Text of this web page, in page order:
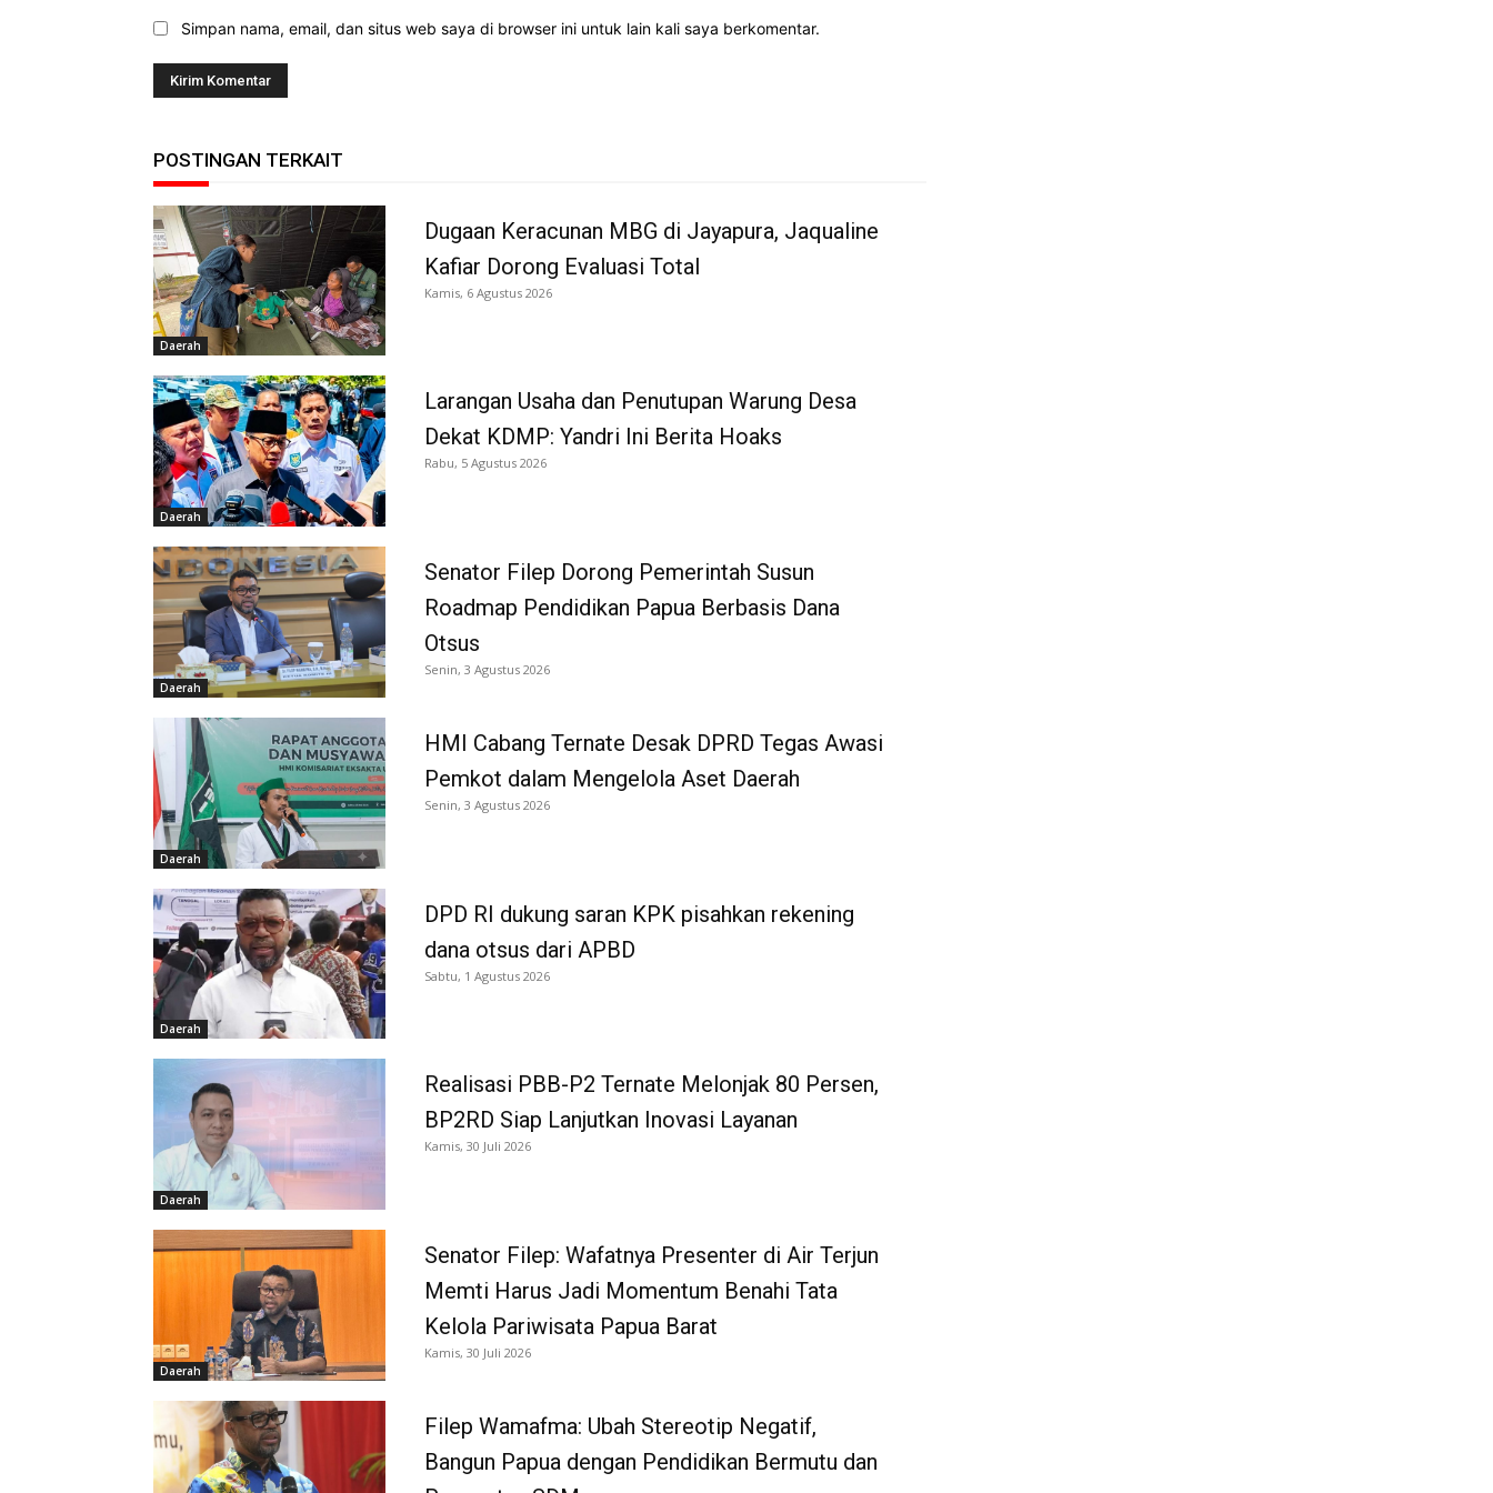
Simpan nama, email, dan situs web saya di browser ini untuk lain kali saya berkomentar.
POSTINGAN TERKAIT
Daerah
Dugaan Keracunan MBG di Jayapura, Jaqualine
Kafiar Dorong Evaluasi Total
Kamis, 6 Agustus 2026
Daerah
Larangan Usaha dan Penutupan Warung Desa
Dekat KDMP: Yandri Ini Berita Hoaks
Rabu, 5 Agustus 2026
Daerah
Senator Filep Dorong Pemerintah Susun
Roadmap Pendidikan Papua Berbasis Dana
Otsus
Senin, 3 Agustus 2026
Daerah
HMI Cabang Ternate Desak DPRD Tegas Awasi
Pemkot dalam Mengelola Aset Daerah
Senin, 3 Agustus 2026
Daerah
DPD RI dukung saran KPK pisahkan rekening
dana otsus dari APBD
Sabtu, 1 Agustus 2026
Daerah
Realisasi PBB-P2 Ternate Melonjak 80 Persen,
BP2RD Siap Lanjutkan Inovasi Layanan
Kamis, 30 Juli 2026
Daerah
Senator Filep: Wafatnya Presenter di Air Terjun
Memti Harus Jadi Momentum Benahi Tata
Kelola Pariwisata Papua Barat
Kamis, 30 Juli 2026
Filep Wamafma: Ubah Stereotip Negatif,
Bangun Papua dengan Pendidikan Bermutu dan